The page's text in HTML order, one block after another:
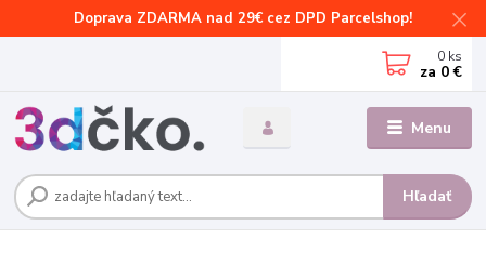
Doprava ZDARMA nad 29€ cez DPD Parcelshop!
Menu
Hľadať
0 ks
za 0 €